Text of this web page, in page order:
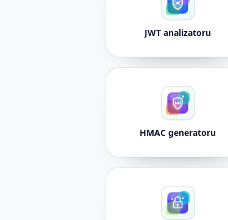
JWT analizatoru
HMAC generatoru